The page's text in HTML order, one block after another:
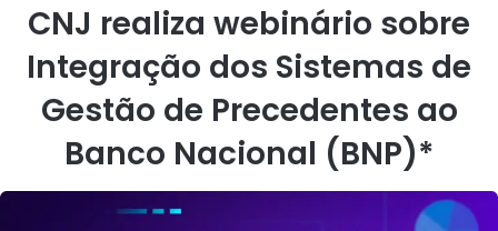
CNJ realiza webinário sobre
Integração dos Sistemas de
Gestão de Precedentes ao
Banco Nacional (BNP)*